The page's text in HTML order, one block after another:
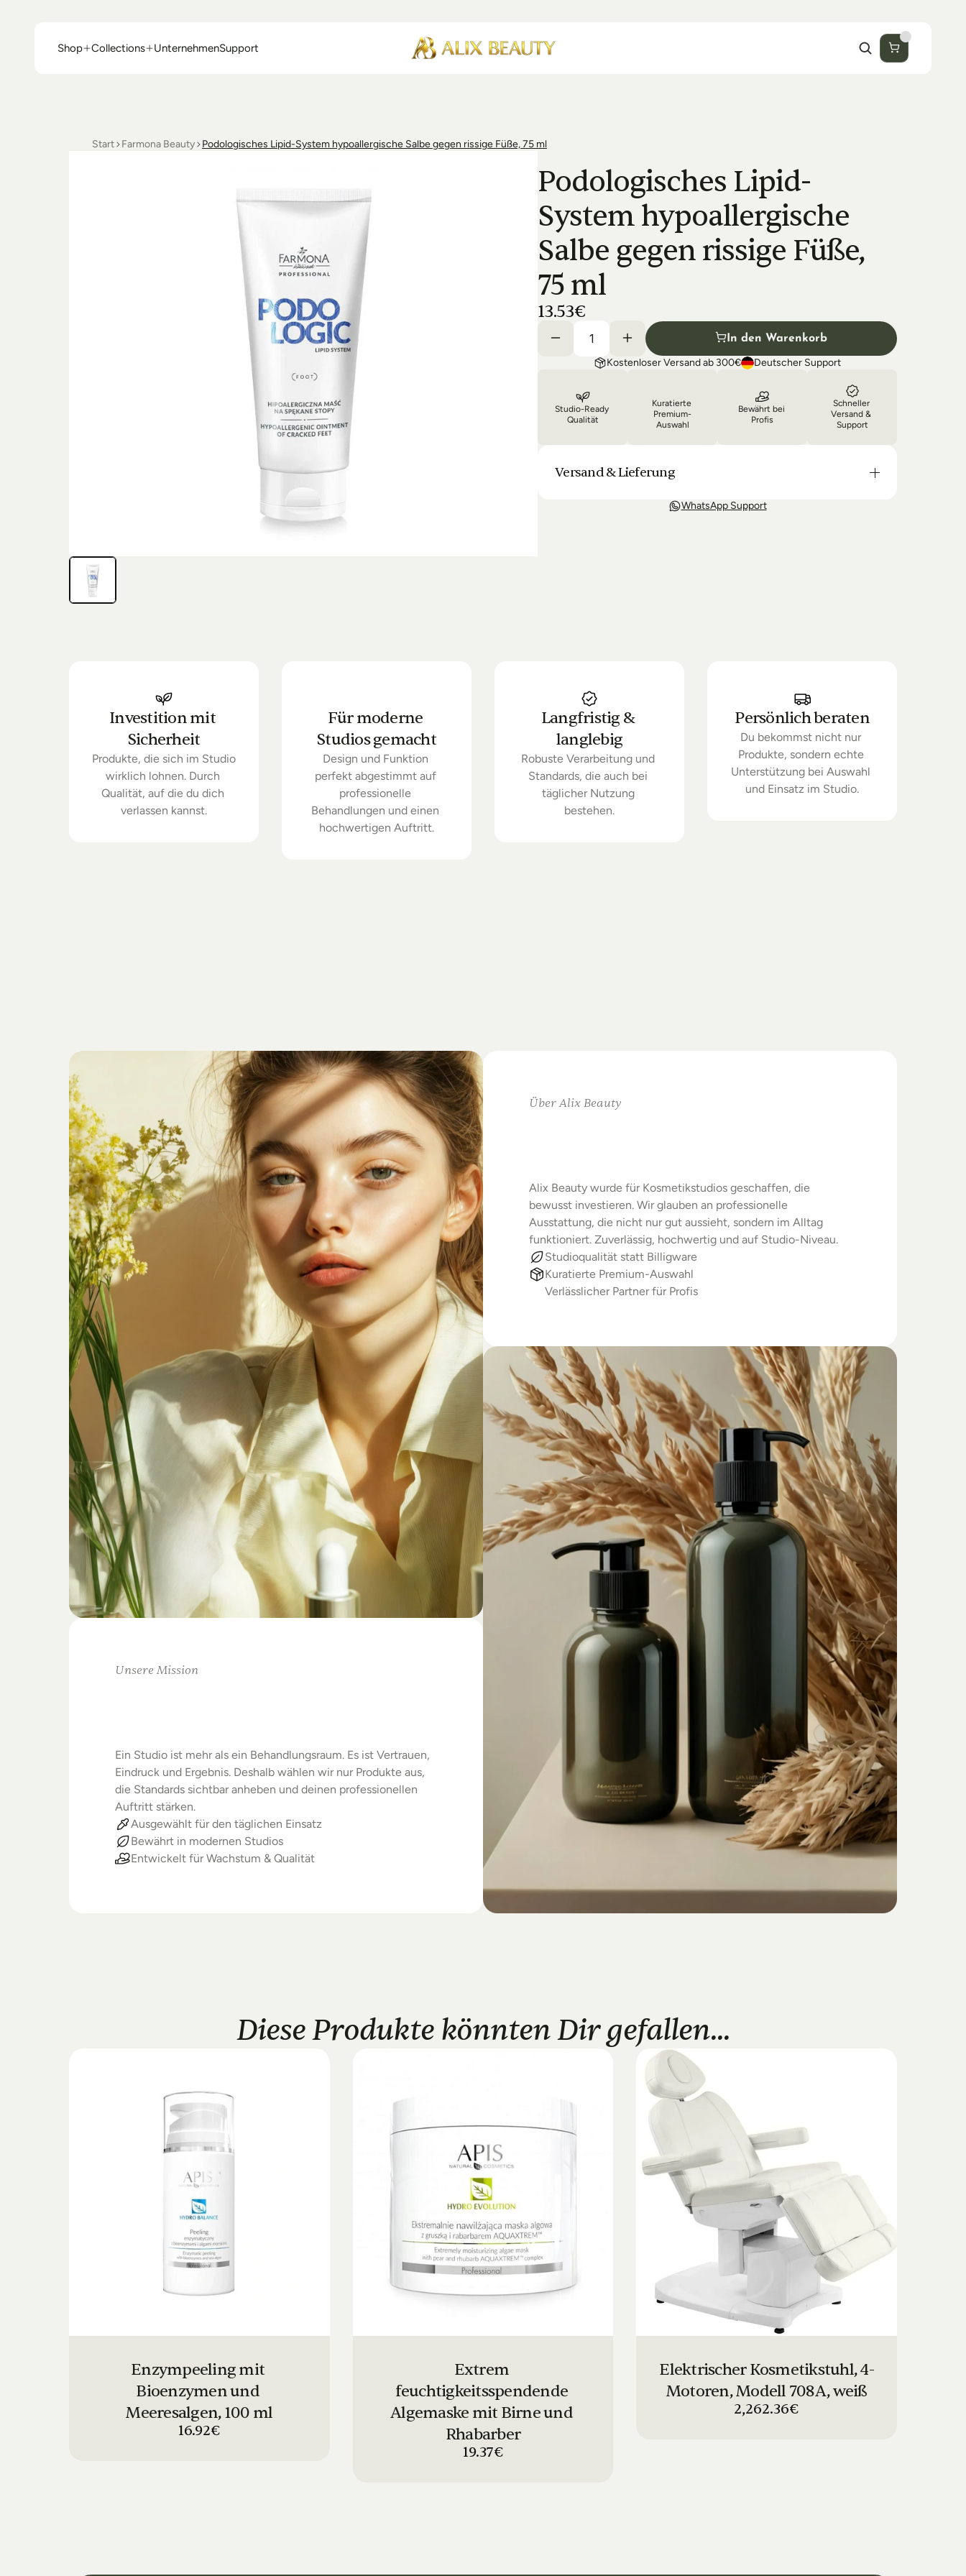
Shop
Collections
UnternehmenSupport
Start Farmona Beauty Podologisches Lipid-System hypoallergische Salbe gegen rissige Füße, 75 ml
Podologisches Lipid-
System hypoallergische
Salbe gegen rissige Füße,
75 ml
13.53€
In den Warenkorb
Kostenloser Versand ab 300€ Deutscher Support
Studio-Ready
Qualität
Kuratierte
Premium-
Auswahl
Bewährt bei
Profis
Schneller
Versand &
Support
Versand & Lieferung
Unsere Lieferung ist in der Regel in 3-8 Tagen bei Dir. Nach
Bestellung halten wir Sie über den Status Ihrer Bestellung auf dem
WhatsApp Support
Investition mit
Sicherheit
Produkte, die sich im Studio
wirklich lohnen. Durch
Qualität, auf die du dich
verlassen kannst.
Für moderne
Studios gemacht
Design und Funktion
perfekt abgestimmt auf
professionelle
Behandlungen und einen
hochwertigen Auftritt.
Langfristig &
langlebig
Robuste Verarbeitung und
Standards, die auch bei
täglicher Nutzung
bestehen.
Persönlich beraten
Du bekommst nicht nur
Produkte, sondern echte
Unterstützung bei Auswahl
und Einsatz im Studio.
Unsere Mission
Ein Studio ist mehr als ein Behandlungsraum. Es ist Vertrauen,
Eindruck und Ergebnis. Deshalb wählen wir nur Produkte aus,
die Standards sichtbar anheben und deinen professionellen
Auftritt stärken.
Ausgewählt für den täglichen Einsatz
Bewährt in modernen Studios
Entwickelt für Wachstum & Qualität
Über Alix Beauty
Alix Beauty wurde für Kosmetikstudios geschaffen, die
bewusst investieren. Wir glauben an professionelle
Ausstattung, die nicht nur gut aussieht, sondern im Alltag
funktioniert. Zuverlässig, hochwertig und auf Studio-Niveau.
Studioqualität statt Billigware
Kuratierte Premium-Auswahl
Verlässlicher Partner für Profis
Diese Produkte könnten Dir gefallen...
Enzympeeling mit
Bioenzymen und
Meeresalgen, 100 ml
16.92€
Extrem
feuchtigkeitsspendende
Algemaske mit Birne und
Rhabarber
19.37€
Elektrischer Kosmetikstuhl, 4-
Motoren, Modell 708A, weiß
2,262.36€